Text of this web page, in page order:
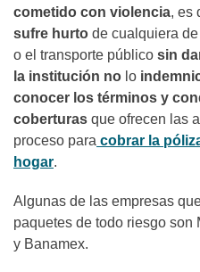
cometido con violencia, es
sufre hurto de cualquiera
o el transporte público sin
la institución no lo
conocer los términos y
coberturas que ofrecen las
proceso para cobrar la
hogar.
Algunas de las empresas
paquetes de todo riesgo son
y Banamex.